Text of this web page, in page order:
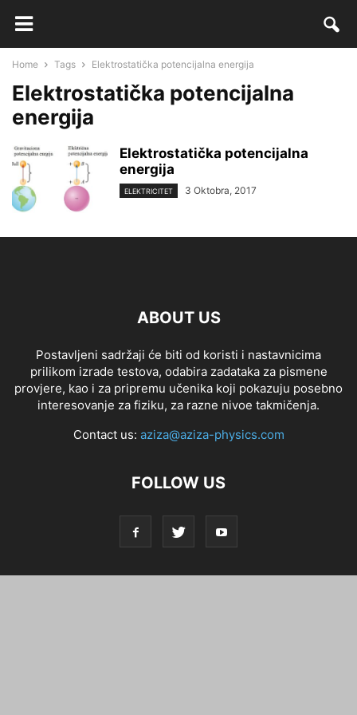
Home Tags Elektrostatička potencijalna energija
Elektrostatička potencijalna
energija
Elektrostatička potencijalna
energija
ELEKTRICITET 3 Oktobra, 2017
ABOUT US
Postavljeni sadržaji će biti od koristi i nastavnicima
prilikom izrade testova, odabira zadataka za pismene
provjere, kao i za pripremu učenika koji pokazuju posebno
interesovanje za fiziku, za razne nivoe takmičenja.
Contact us: aziza@aziza-physics.com
FOLLOW US